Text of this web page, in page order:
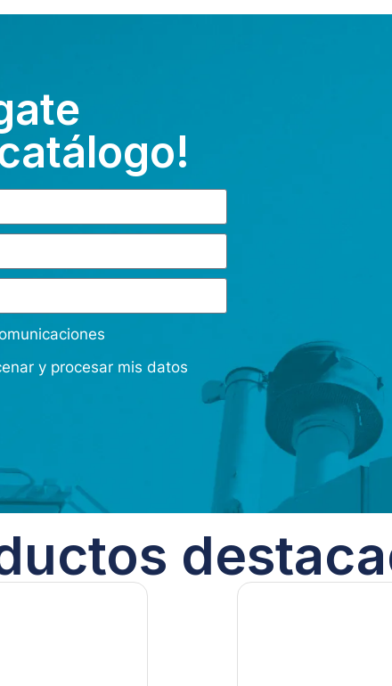
y procesar mis datos